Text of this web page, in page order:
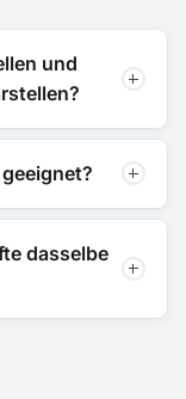
und
dasselbe